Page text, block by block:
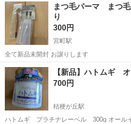
まつ毛パーマ まつ
り
300円
宮町駅
全て新品未開封 お譲りします
三重 伊勢市 宮町駅 メイクアップ
【新品】ハトムギ
700円
桔梗が丘駅
ハトムギ プラチナレーベル 300g オール